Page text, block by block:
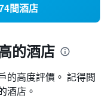
間酒店
的酒店
的高度評價。 記得閲
酒店。